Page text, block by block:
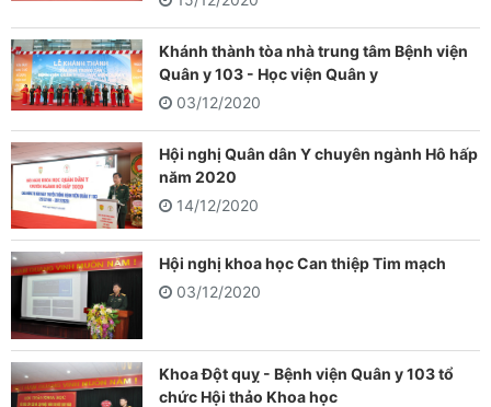
Khánh thành tòa nhà trung tâm Bệnh viện
Quân y 103 - Học viện Quân y
03/12/2020
Hội nghị Quân dân Y chuyên ngành Hô hấp
năm 2020
14/12/2020
Hội nghị khoa học Can thiệp Tim mạch
03/12/2020
Khoa Đột quỵ - Bệnh viện Quân y 103 tổ
chức Hội thảo Khoa học